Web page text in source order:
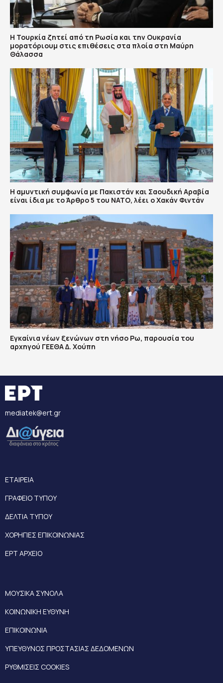
Η Τουρκία ζητεί από τη Ρωσία και την Ουκρανία
μορατόριουμ στις επιθέσεις στα πλοία στη Μαύρη
Θάλασσα
Η αμυντική συμφωνία με Πακιστάν και Σαουδική Αραβία
είναι ίδια με το Άρθρο 5 του ΝΑΤΟ, λέει ο Χακάν Φιντάν
Εγκαίνια νέων ξενώνων στη νήσο Ρω, παρουσία του
αρχηγού ΓΕΕΘΑ Δ. Χούπη
mediatek@ert.gr
ΕΤΑΙΡΕΙΑ
ΓΡΑΦΕΙΟ ΤΥΠΟΥ
ΔΕΛΤΙΑ ΤΥΠΟΥ
ΧΟΡΗΓΙΕΣ ΕΠΙΚΟΙΝΩΝΙΑΣ
ΕΡΤ ΑΡΧΕΙΟ
ΜΟΥΣΙΚΑ ΣΥΝΟΛΑ
ΚΟΙΝΩΝΙΚΗ ΕΥΘΥΝΗ
ΕΠΙΚΟΙΝΩΝΙΑ
ΥΠΕΥΘΥΝΟΣ ΠΡΟΣΤΑΣΙΑΣ ΔΕΔΟΜΕΝΩΝ
ΡΥΘΜΙΣΕΙΣ COOKIES